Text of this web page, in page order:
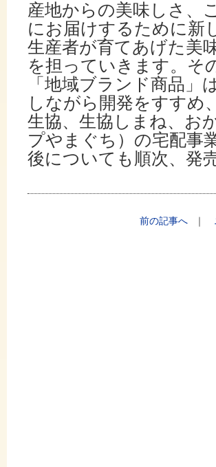
産地からの美味しさ、
にお届けするために新
生産者が育てあげた美
を担っていきます。そ
「地域ブランド商品」
しながら開発をすすめ
生協、生協しまね、お
プやまぐち）の宅配事
後についても順次、発
前の記事へ ｜